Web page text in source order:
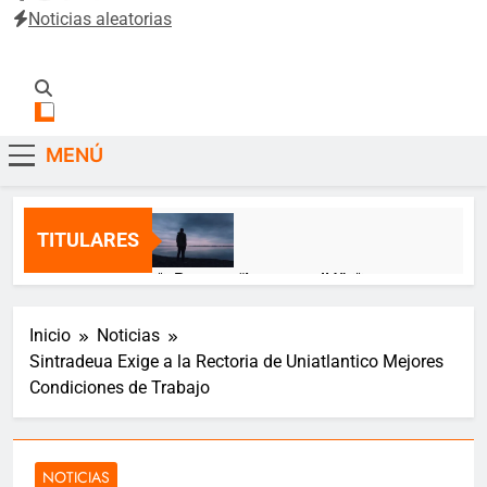
Noticias aleatorias
MENÚ
TITULARES
🌹 Poema: “Lo que callé” 🌹
🎂 ¡Feliz cumpleaños, Jeimy Munzón!
Inicio
Noticias
Sintradeua Exige a la Rectoria de Uniatlantico Mejores
Condiciones de Trabajo
NOTICIAS